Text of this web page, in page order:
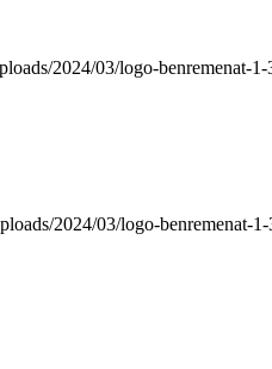
2024/03/logo-benremenat-
2024/03/logo-benremenat-